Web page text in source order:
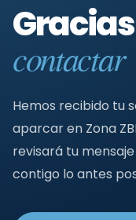
contactar
Hemos recibido tu
aparcar en Zona
revisará tu
contigo lo antes